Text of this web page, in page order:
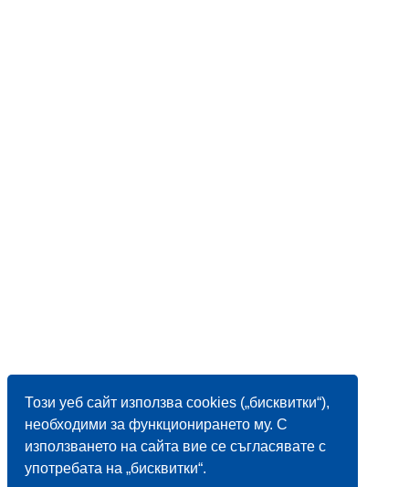
Този уеб сайт използва cookies („бисквитки“),
необходими за функционирането му. С
използването на сайта вие се съгласявате с
употребата на „бисквитки“.